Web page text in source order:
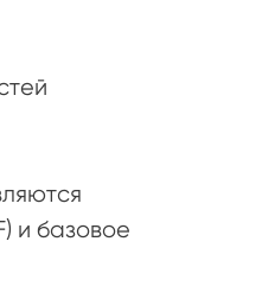
и базовое